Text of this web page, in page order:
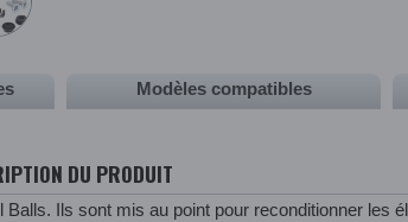
Modèles compatibles
DU PRODUIT
Ils sont mis au point pour reconditionner les